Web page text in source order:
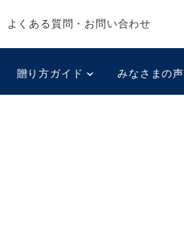
よくある質問・お問い合わせ
贈り方ガイド みなさまの声